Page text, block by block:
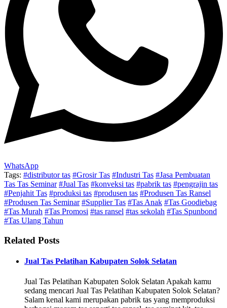
WhatsApp
Tags: #distributor tas #Grosir Tas #Industri Tas #Jasa Pembuatan
Tas Tas Seminar #Jual Tas #konveksi tas #pabrik tas #pengrajin tas
#Penjahit Tas #produksi tas #produsen tas #Produsen Tas Ransel
#Produsen Tas Seminar #Supplier Tas #Tas Anak #Tas Goodiebag
#Tas Murah #Tas Promosi #tas ransel #tas sekolah #Tas Spunbond
#Tas Ulang Tahun
Related Posts
Jual Tas Pelatihan Kabupaten Solok Selatan
Jual Tas Pelatihan Kabupaten Solok Selatan Apakah kamu
sedang mencari Jual Tas Pelatihan Kabupaten Solok Selatan?
Salam kenal kami merupakan pabrik tas yang memproduksi